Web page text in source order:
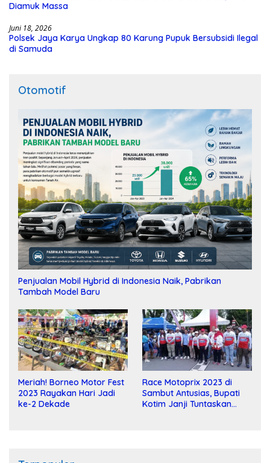
Diamuk Massa
Juni 18, 2026
Polsek Jaya Karya Ungkap 80 Karung Pupuk Bersubsidi Ilegal
di Samuda
Otomotif
Penjualan Mobil Hybrid di Indonesia Naik, Pabrikan
Tambah Model Baru
Meriah! Borneo Motor Fest
2023 Rayakan Hari Jadi
ke-2 Dekade
Race Motoprix 2023 di
Sambut Antusias, Bupati
Kotim Janji Tuntaskan